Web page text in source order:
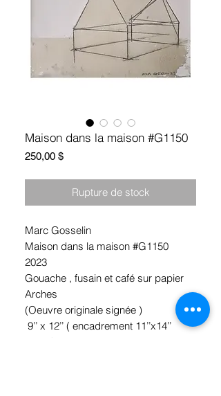
Maison dans la maison #G1150
250,00 $Prix
Rupture de stock
Marc Gosselin
Maison dans la maison #G1150
2023
Gouache , fusain et café sur papier
Arches
(Oeuvre originale signée )
9’’ x 12’’ ( encadrement 11’’x14’’